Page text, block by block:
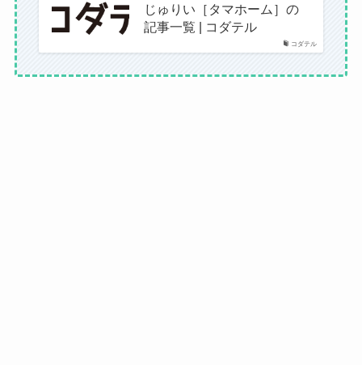
コダテル
じゅりい［タマホーム］の
記事一覧 | コダテル